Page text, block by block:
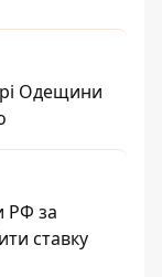
Одещини
РФ за
ставку